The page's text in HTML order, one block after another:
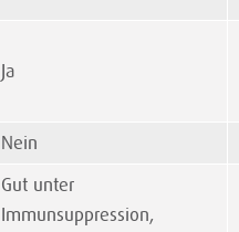
Ja
Nein
Gut unter
Immunsuppression,